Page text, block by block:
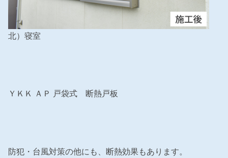
北）寝室
ＹＫＫ ＡＰ 戸袋式 断熱戸板
防犯・台風対策の他にも、断熱効果もあります。